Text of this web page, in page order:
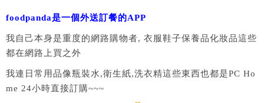
foodpanda是一個外送訂餐的APP
我自己本身是重度的網路購物者, 衣服鞋子保養品化妝品這些
都在網路上買之外
我連日常用品像瓶裝水,衛生紙,洗衣精這些東西也都是PC Ho
me 24小時直接訂購~~~